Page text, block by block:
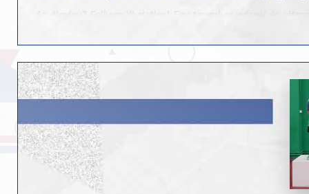
Az élmény? Felbecsülhetetlen! Egy teremben edzeni és
Ez csak a kezdet! Ha a WTT továbbra is nyitott a para
Köszönjük Zsófinak és Andrisnak, hogy képviselték